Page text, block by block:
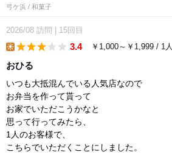
弓ケ浜 / 和菓子
2026/08 訪問 15回目
3.4 ￥1,000～￥1,999 / 1人
おひる
いつも大抵混んでいる人気店なので
お弁当を作って貰って
お家でいただこうかなと
思って行ってみたら、
1人のお客様で、
こちらでいただくことにしました。